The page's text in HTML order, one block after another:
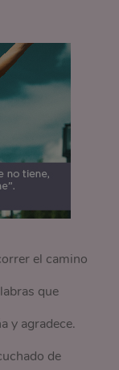
el camino
que
y agradece.
de